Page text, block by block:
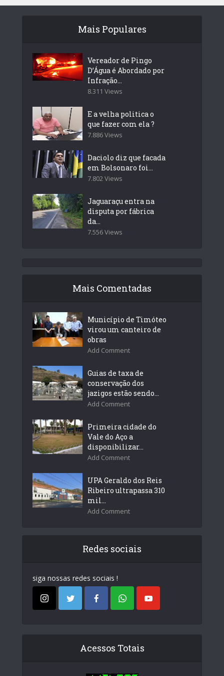
Mais Populares
Vereador de Pingo
D’Água é Abordado por
Infração...
8.311 Views
E a velha politica o
que fazer com ela ?
7.886 Views
Daciolo diz que facada
em Bolsonaro foi...
7.802 Views
Jaguaraçu entra na
disputa por fábrica
da...
7.556 Views
Mais Comentadas
Município de Timóteo
virou um canteiro de
obras
Add Comment
Guias de taxa de
conservação dos
jazigos estão sendo...
Add Comment
Primeira cidade do
Vale do Aço a
disponibilizar...
Add Comment
UPA Geraldo dos Reis
Ribeiro ultrapassa 310
mil...
Add Comment
Redes sociais
siga nossas redes sociais !
Acessos Totais